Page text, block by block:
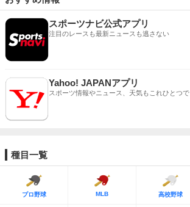
スポーツナビ公式アプリ
注目のレースも最新ニュースも逃さない
Yahoo! JAPANアプリ
スポーツ情報やニュース、天気もこれひとつで
種目一覧
プロ野球 MLB 高校野球